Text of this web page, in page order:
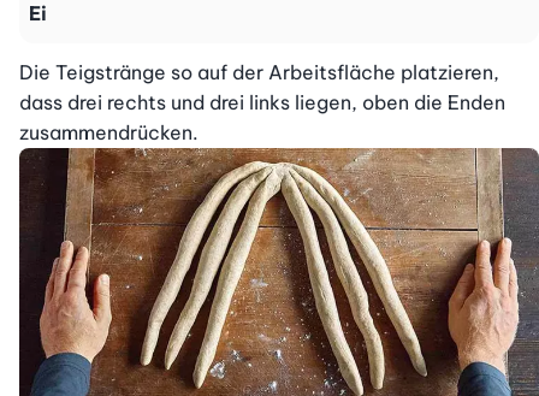
Ei
Die Teigstränge so auf der Arbeitsfläche platzieren,
dass drei rechts und drei links liegen, oben die Enden
zusammendrücken.